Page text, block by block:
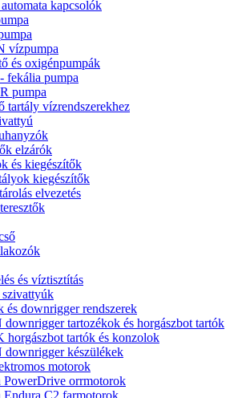
kapcsolók
vízpumpa
és oxigénpumpák
fekália pumpa
pumpa
tartály vízrendszerekhez
elzárók
és kiegészítők
kiegészítők
elvezetés
és víztisztítás
és downrigger rendszerek
tartozékok és horgászbot tartók
tartók és konzolok
készülékek
motorok
orrmotorok